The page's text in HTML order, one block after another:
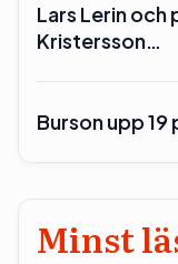
Lars Lerin och
Kristersson…
Burson upp
Minst